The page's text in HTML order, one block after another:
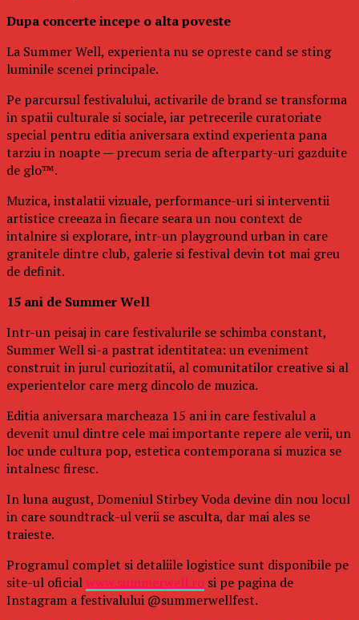
Dupa concerte incepe o alta poveste
La Summer Well, experienta nu se opreste cand se sting
luminile scenei principale.
Pe parcursul festivalului, activarile de brand se transforma
in spatii culturale si sociale, iar petrecerile curatoriate
special pentru editia aniversara extind experienta pana
tarziu in noapte — precum seria de afterparty-uri gazduite
de glo™.
Muzica, instalatii vizuale, performance-uri si interventii
artistice creeaza in fiecare seara un nou context de
intalnire si explorare, intr-un playground urban in care
granitele dintre club, galerie si festival devin tot mai greu
de definit.
15 ani de Summer Well
Intr-un peisaj in care festivalurile se schimba constant,
Summer Well si-a pastrat identitatea: un eveniment
construit in jurul curiozitatii, al comunitatilor creative si al
experientelor care merg dincolo de muzica.
Editia aniversara marcheaza 15 ani in care festivalul a
devenit unul dintre cele mai importante repere ale verii, un
loc unde cultura pop, estetica contemporana si muzica se
intalnesc firesc.
In luna august, Domeniul Stirbey Voda devine din nou locul
in care soundtrack-ul verii se asculta, dar mai ales se
traieste.
Programul complet si detaliile logistice sunt disponibile pe
site-ul oficialwww.summerwell.ro si pe pagina de
Instagram a festivalului @summerwellfest.